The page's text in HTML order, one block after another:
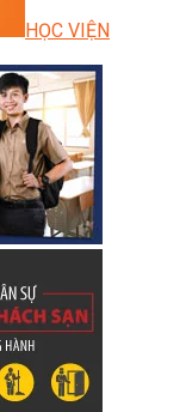
HỌC VIỆN